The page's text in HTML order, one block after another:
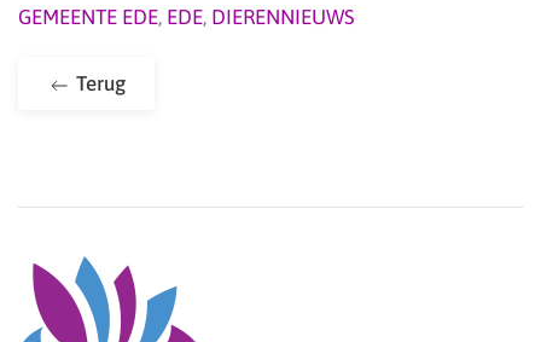
GEMEENTE EDE, EDE, DIERENNIEUWS
Terug